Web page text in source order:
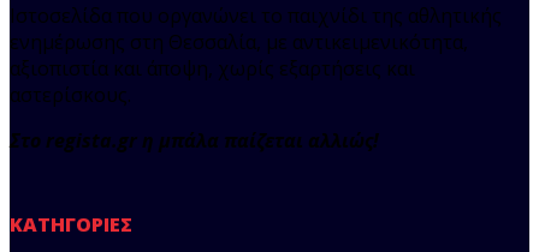
Ιστοσελίδα που οργανώνει το παιχνίδι της αθλητικής
ενημέρωσης στη Θεσσαλία, με αντικειμενικότητα,
αξιοπιστία και άποψη, χωρίς εξαρτήσεις και
αστερίσκους.
Στο regista.gr η μπάλα παίζεται αλλιώς!
ΚΑΤΗΓΟΡΊΕΣ